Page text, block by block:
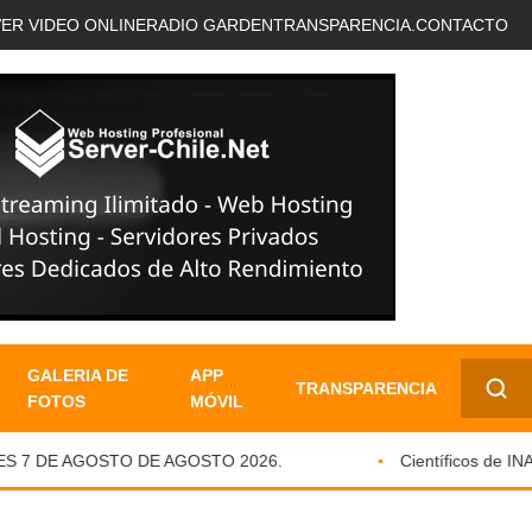
VIDEO ONLINERADIO GARDENTRANSPARENCIA. CONTACTO
GALERIA DE
FOTOS
APP
MÓVIL
TRANSPARENCIA
✕
DE AGOSTO DE AGOSTO 2026. Científicos de